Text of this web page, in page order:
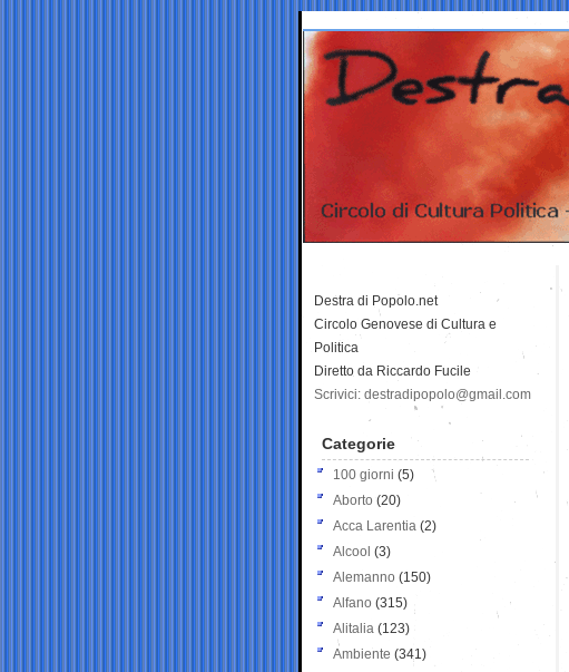
Destra di Popolo.net
Circolo Genovese di Cultura e
Politica
Diretto da Riccardo Fucile
Scrivici: destradipopolo@gmail.com
Categorie
100 giorni (5)
Aborto (20)
Acca Larentia (2)
Alcool (3)
Alemanno (150)
Alfano (315)
Alitalia (123)
Ambiente (341)